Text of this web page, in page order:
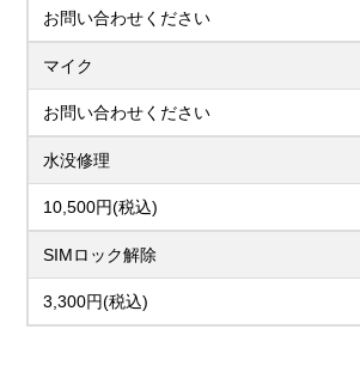
お問い合わせください
マイク
お問い合わせください
水没修理
10,500円(税込)
SIMロック解除
3,300円(税込)